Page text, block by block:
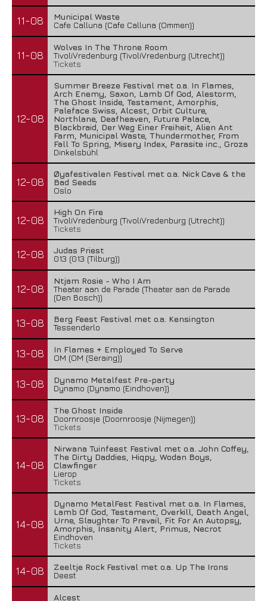
11-08
Municipal Waste
Cafe Calluna (Cafe Calluna (Ommen))
11-08
Wolves In The Throne Room
TivoliVredenburg (TivoliVredenburg (Utrecht))
Tickets
12-08
Summer Breeze Festival met o.a. In Flames,
Arch Enemy, Saxon, Lamb Of God, Alestorm,
The Ghost Inside, Testament, Amorphis,
Paleface Swiss, Alcest, Orbit Culture,
Northlane, Deafheaven, Future Palace,
Blackbraid, Der Weg Einer Freiheit, Alien Ant
Farm, Municipal Waste, Thundermother, From
Fall To Spring, Misery Index, Parasite inc., Groza
Dinkelsbühl
12-08
Øyafestivalen Festival met o.a. Nick Cave & the
Bad Seeds
Oslo
12-08
High On Fire
TivoliVredenburg (TivoliVredenburg (Utrecht))
Tickets
12-08
Judas Priest
013 (013 (Tilburg))
12-08
Ntjam Rosie - Who I Am
Theater aan de Parade (Theater aan de Parade
(Den Bosch))
13-08
Berg Feest Festival met o.a. Kensington
Tessenderlo
13-08
In Flames + Employed To Serve
OM (OM (Seraing))
13-08
Dynamo Metalfest Pre-party
Dynamo (Dynamo (Eindhoven))
13-08
The Ghost Inside
Doornroosje (Doornroosje (Nijmegen))
Tickets
14-08
Nirwana Tuinfeest Festival met o.a. John Coffey,
The Dirty Daddies, Hiqpy, Wodan Boys,
Clawfinger
Lierop
Tickets
14-08
Dynamo MetalFest Festival met o.a. In Flames,
Lamb Of God, Testament, Overkill, Death Angel,
Urne, Slaughter To Prevail, Fit For An Autopsy,
Amorphis, Insanity Alert, Primus, Necrot
Eindhoven
Tickets
14-08
Zeeltje Rock Festival met o.a. Up The Irons
Deest
Alcest